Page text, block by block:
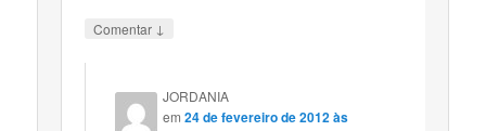
Comentar ↓
JORDANIA
em24 de fevereiro de 2012 às